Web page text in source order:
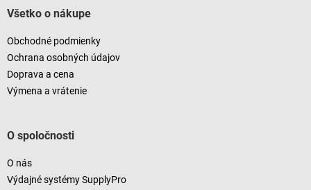
Všetko o nákupe
Obchodné podmienky
Ochrana osobných údajov
Doprava a cena
Výmena a vrátenie
O spoločnosti
O nás
Výdajné systémy SupplyPro